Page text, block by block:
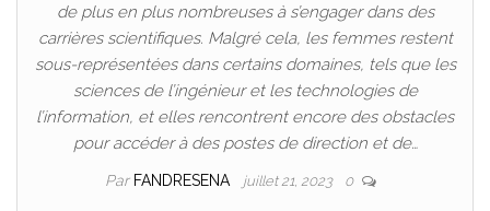
de plus en plus nombreuses à s’engager dans des
carrières scientifiques. Malgré cela, les femmes restent
sous-représentées dans certains domaines, tels que les
sciences de l’ingénieur et les technologies de
l’information, et elles rencontrent encore des obstacles
pour accéder à des postes de direction et de…
Par FANDRESENA juillet 21, 2023 0